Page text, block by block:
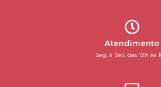
Atendimento
Seg. à Sex. das 12h às